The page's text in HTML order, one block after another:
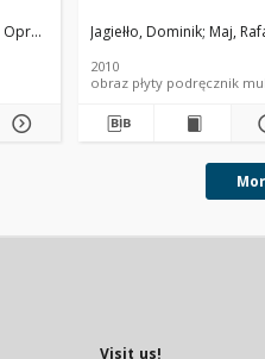
Jagiełło, Dominik Maj,
2010
obraz płyty
Visit us!